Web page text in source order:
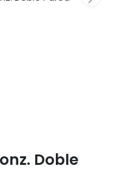
Doble